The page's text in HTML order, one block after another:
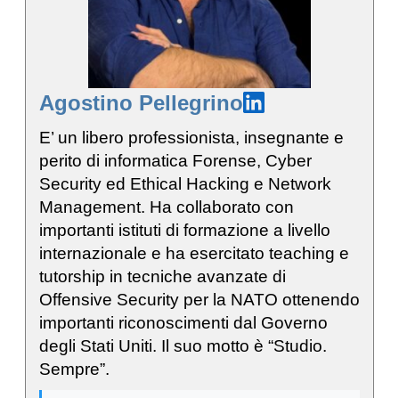
Agostino Pellegrino
E’ un libero professionista, insegnante e
perito di informatica Forense, Cyber
Security ed Ethical Hacking e Network
Management. Ha collaborato con
importanti istituti di formazione a livello
internazionale e ha esercitato teaching e
tutorship in tecniche avanzate di
Offensive Security per la NATO ottenendo
importanti riconoscimenti dal Governo
degli Stati Uniti. Il suo motto è “Studio.
Sempre”.